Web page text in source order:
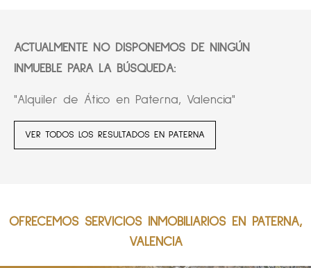
ACTUALMENTE NO DISPONEMOS DE NINGÚN
INMUEBLE PARA LA BÚSQUEDA:
"Alquiler de Ático en Paterna, Valencia"
VER TODOS LOS RESULTADOS EN PATERNA
OFRECEMOS SERVICIOS INMOBILIARIOS EN PATERNA,
VALENCIA